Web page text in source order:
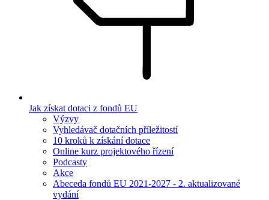
Jak získat dotaci z fondů EU
Výzvy
Vyhledávač dotačních příležitostí
10 kroků k získání dotace
Online kurz projektového řízení
Podcasty
Akce
Abeceda fondů EU 2021-2027 - 2. aktualizované
vydání